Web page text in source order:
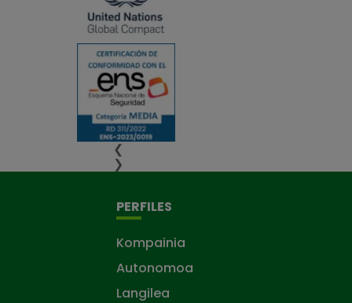
❮
❯
PERFILES
Kompainia
Autonomoa
Langilea